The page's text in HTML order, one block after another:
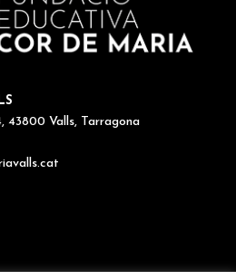
43800 Valls, Tarragona